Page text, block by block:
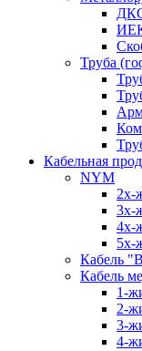
Труба
Кабельная
NYM
2х-
3х-
4х-
5х-
Кабель
Кабель
1-
2-
3-
4-